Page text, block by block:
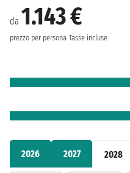
2026 2027 2028
da 1.143 €
prezzo per persona Tasse incluse